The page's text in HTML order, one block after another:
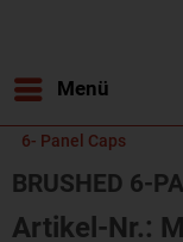
Menü
6- Panel Caps
BRUSHED 6-
Artikel-Nr.: